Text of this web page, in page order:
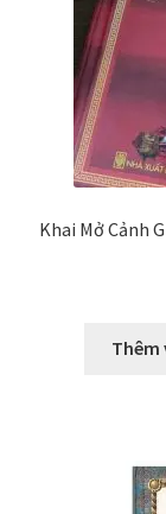
Khai Mở Cảnh
Thêm